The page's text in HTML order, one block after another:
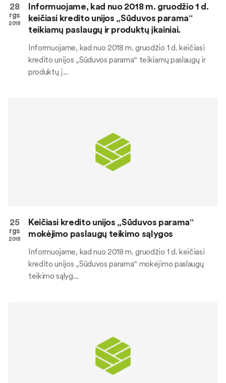
28
rgs
2018
Informuojame, kad nuo 2018 m. gruodžio 1 d.
keičiasi kredito unijos „Sūduvos parama“
teikiamų paslaugų ir produktų įkainiai.
Informuojame, kad nuo 2018 m. gruodžio 1 d. keičiasi
kredito unijos „Sūduvos parama“ teikiamų paslaugų ir
produktų į...
25
rgs
2018
Keičiasi kredito unijos „Sūduvos parama“
mokėjimo paslaugų teikimo sąlygos
Informuojame, kad nuo 2018 m. gruodžio 1 d. keičiasi
kredito unijos „Sūduvos parama“ mokėjimo paslaugų
teikimo sąlyg...